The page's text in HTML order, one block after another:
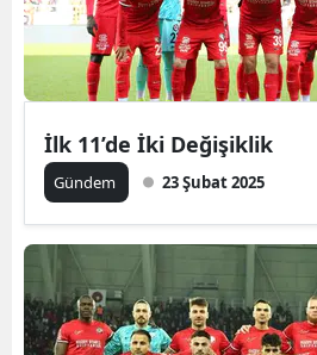
İlk 11’de İki Değişiklik
Gündem 23 Şubat 2025